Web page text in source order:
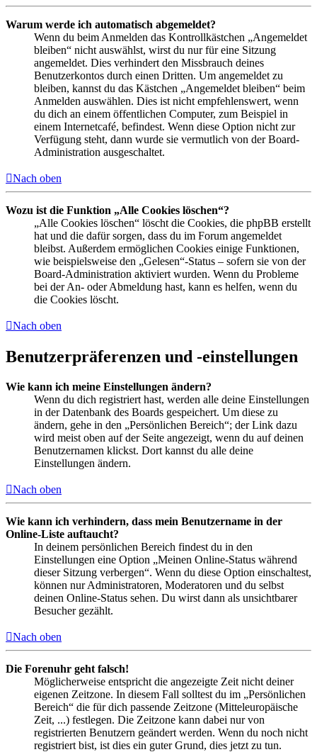
Warum werde ich automatisch abgemeldet?
Wenn du beim Anmelden das Kontrollkästchen „Angemeldet
bleiben“ nicht auswählst, wirst du nur für eine Sitzung
angemeldet. Dies verhindert den Missbrauch deines
Benutzerkontos durch einen Dritten. Um angemeldet zu
bleiben, kannst du das Kästchen „Angemeldet bleiben“ beim
Anmelden auswählen. Dies ist nicht empfehlenswert, wenn
du dich an einem öffentlichen Computer, zum Beispiel in
einem Internetcafé, befindest. Wenn diese Option nicht zur
Verfügung steht, dann wurde sie vermutlich von der Board-
Administration ausgeschaltet.
Nach oben
Wozu ist die Funktion „Alle Cookies löschen“?
„Alle Cookies löschen“ löscht die Cookies, die phpBB erstellt
hat und die dafür sorgen, dass du im Forum angemeldet
bleibst. Außerdem ermöglichen Cookies einige Funktionen,
wie beispielsweise den „Gelesen“-Status – sofern sie von der
Board-Administration aktiviert wurden. Wenn du Probleme
bei der An- oder Abmeldung hast, kann es helfen, wenn du
die Cookies löscht.
Nach oben
Benutzerpräferenzen und -einstellungen
Wie kann ich meine Einstellungen ändern?
Wenn du dich registriert hast, werden alle deine Einstellungen
in der Datenbank des Boards gespeichert. Um diese zu
ändern, gehe in den „Persönlichen Bereich“; der Link dazu
wird meist oben auf der Seite angezeigt, wenn du auf deinen
Benutzernamen klickst. Dort kannst du alle deine
Einstellungen ändern.
Nach oben
Wie kann ich verhindern, dass mein Benutzername in der
Online-Liste auftaucht?
In deinem persönlichen Bereich findest du in den
Einstellungen eine Option „Meinen Online-Status während
dieser Sitzung verbergen“. Wenn du diese Option einschaltest,
können nur Administratoren, Moderatoren und du selbst
deinen Online-Status sehen. Du wirst dann als unsichtbarer
Besucher gezählt.
Nach oben
Die Forenuhr geht falsch!
Möglicherweise entspricht die angezeigte Zeit nicht deiner
eigenen Zeitzone. In diesem Fall solltest du im „Persönlichen
Bereich“ die für dich passende Zeitzone (Mitteleuropäische
Zeit, ...) festlegen. Die Zeitzone kann dabei nur von
registrierten Benutzern geändert werden. Wenn du noch nicht
registriert bist, ist dies ein guter Grund, dies jetzt zu tun.